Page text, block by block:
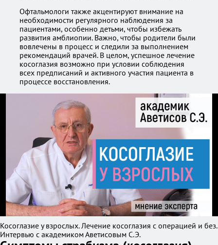
Офтальмологи также акцентируют внимание на
необходимости регулярного наблюдения за
пациентами, особенно детьми, чтобы избежать
развития амблиопии. Важно, чтобы родители были
вовлечены в процесс и следили за выполнением
рекомендаций врачей. В целом, успешное лечение
косоглазия возможно при условии соблюдения
всех предписаний и активного участия пациента в
процессе восстановления.
Косоглазие у взрослых. Лечение косоглазия с операцией и без.
Интервью с академиком Аветисовым С.Э.